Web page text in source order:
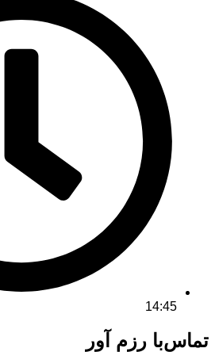
14:45
تماس‌با رزم آور